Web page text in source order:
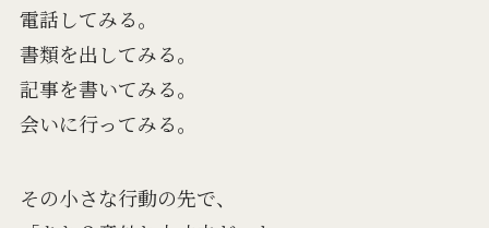
電話してみる。
書類を出してみる。
記事を書いてみる。
会いに行ってみる。
その小さな行動の先で、